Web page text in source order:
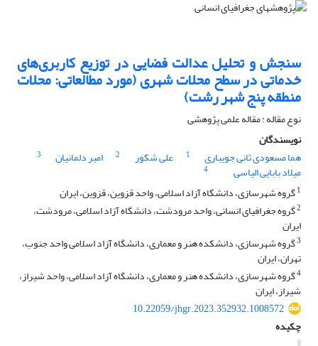
سنجش و تحلیل عدالت فضایی در توزیع کاربری‌های
خدماتی در سطح محلات شهری (مورد مطالعاتی: محلات
منطقه پنج شهر رشت)
نوع مقاله : مقاله علمی پژوهشی
نویسندگان
هما مسعودی ثانی جویباری
1 علی شکور 2 امیر دلمانیان 3
میلاد بابایی الیاسی
4
1گروه شهرسازی، دانشگاه آزاد اسلامی، واحد قزوین، قزوین، ایران
2گروه جغرافیای انسانی، واحد مرودشت، دانشگاه آزاد اسلامی، مرودشت،
ایران
3گروه شهرسازی، دانشکده هنر و معماری، دانشگاه آزاد اسلامی واحد جنوب،
تهران، ایران
4گروه شهرسازی، دانشکده هنر و معماری، دانشگاه آزاد اسلامی، واحد شیراز،
شیراز، ایران
10.22059/jhgr.2023.352932.1008572
چکیده